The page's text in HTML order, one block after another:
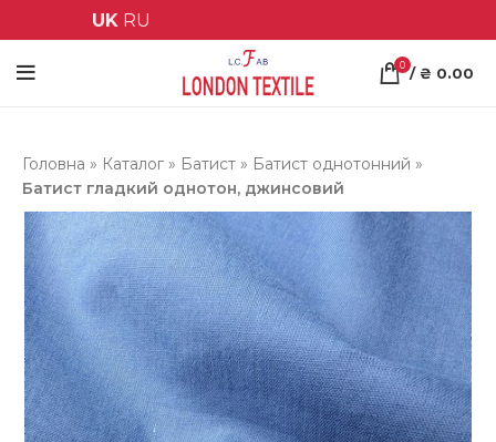
UK RU
0 / ₴ 0.00
Головна » Каталог » Батист » Батист однотонний »
Батист гладкий однотон, джинсовий